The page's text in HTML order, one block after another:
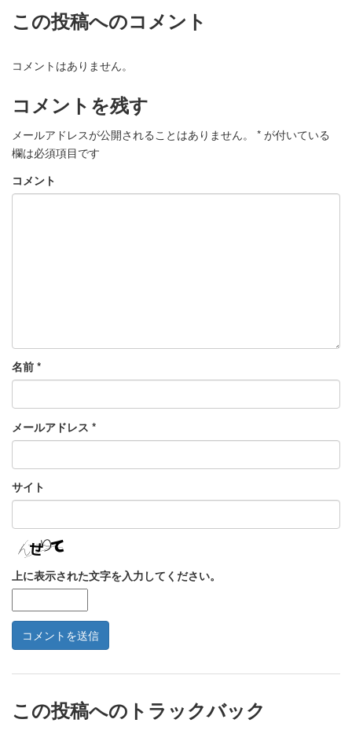
この投稿へのコメント
コメントはありません。
コメントを残す
メールアドレスが公開されることはありません。 * が付いている
欄は必須項目です
コメント
名前 *
メールアドレス *
サイト
上に表示された文字を入力してください。
この投稿へのトラックバック